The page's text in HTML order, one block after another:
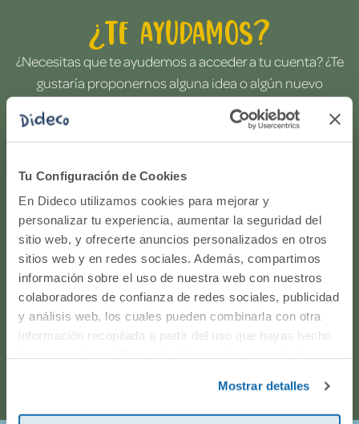
Tu Configuración de Cookies
En Dideco utilizamos cookies para mejorar y
personalizar tu experiencia, aumentar la seguridad del
sitio web, y ofrecerte anuncios personalizados en otros
sitios web y en redes sociales. Además, compartimos
información sobre el uso de nuestra web con nuestros
colaboradores de confianza de redes sociales, publicidad
y análisis web, los cuales pueden combinarla con otra
información recopilada a partir del uso que hayas hecho
Mostrar detalles
¿Te ayudamos?
¿Necesitas que te ayudemos a acceder a tu cuenta? ¿Te
gustaría proponernos alguna idea o algún nuevo
producto? ¿Has realizado un pedido y quieres saber si
todo va viento en popa? Ponte en contacto con
nosotros.
916597360
Correo electrónico
Horario de atención telefónica: de Lunes a Viernes, de
9:00h a 17:00h.